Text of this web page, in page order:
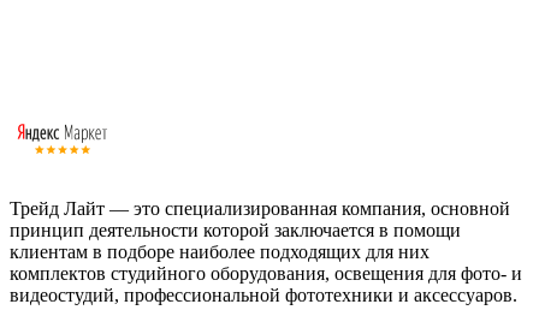
Трейд Лайт — это специализированная компания, основной
принцип деятельности которой заключается в помощи
клиентам в подборе наиболее подходящих для них
комплектов студийного оборудования, освещения для фото- и
видеостудий, профессиональной фототехники и аксессуаров.